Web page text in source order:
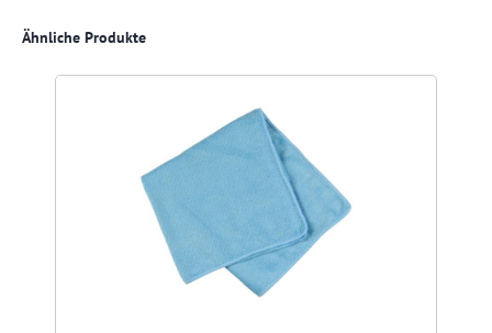
Produktgalerie überspringen
Ähnliche Produkte